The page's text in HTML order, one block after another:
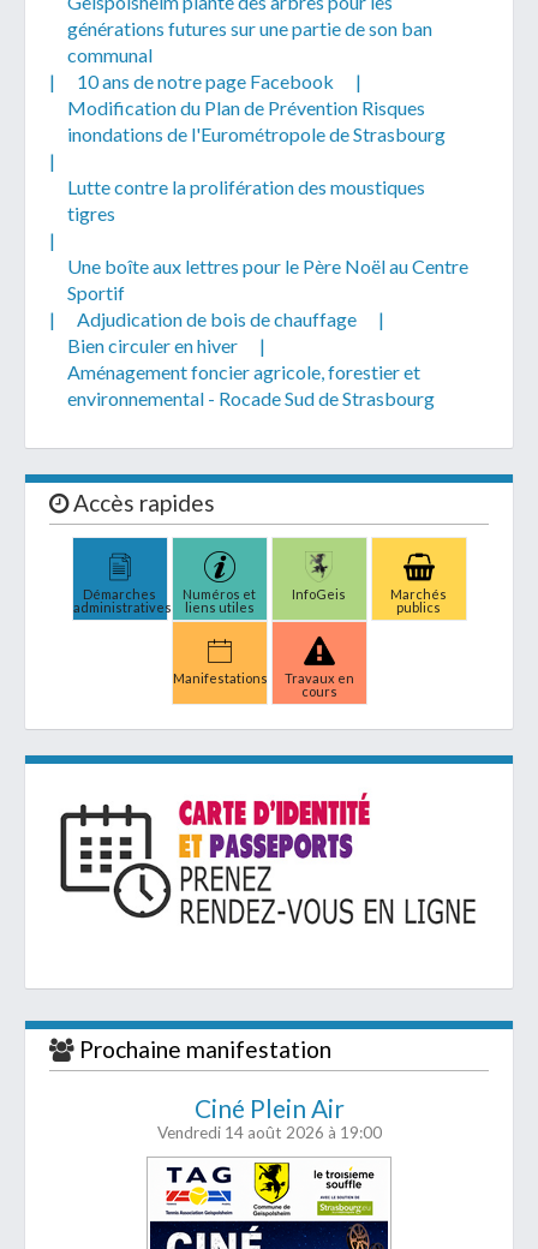
générations futures sur une partie de son ban
communal
|
10 ans de notre page Facebook
|
Modification du Plan de Prévention Risques
inondations de l'Eurométropole de Strasbourg
|
Lutte contre la prolifération des moustiques
tigres
|
Une boîte aux lettres pour le Père Noël au Centre
Sportif
|
Adjudication de bois de chauffage
|
Bien circuler en hiver
|
Aménagement foncier agricole, forestier et
environnemental - Rocade Sud de Strasbourg
Accès rapides
Démarches
administratives
Numéros et
liens utiles
InfoGeis
Marchés
publics
Manifestations
Travaux en
cours
Prochaine manifestation
Ciné Plein Air
Vendredi 14 août 2026 à 19:00